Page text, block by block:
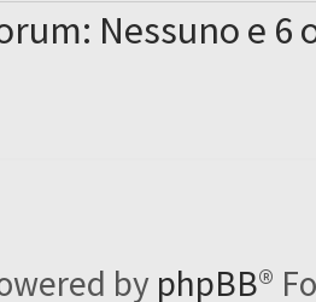
Nessuno e 6
by phpBB®